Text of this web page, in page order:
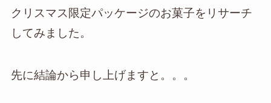
クリスマス限定パッケージのお菓子をリサーチ
してみました。
先に結論から申し上げますと。。。